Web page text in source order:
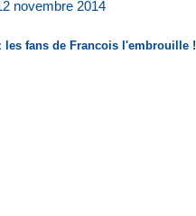
novembre 2014
les fans de Francois l'embrouille !